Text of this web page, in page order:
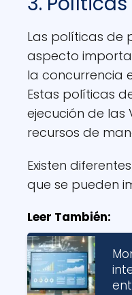
Las políticas de
aspecto
la concurrencia
Estas políticas
ejecución de las
recursos de
Existen
que se pueden
Leer También: